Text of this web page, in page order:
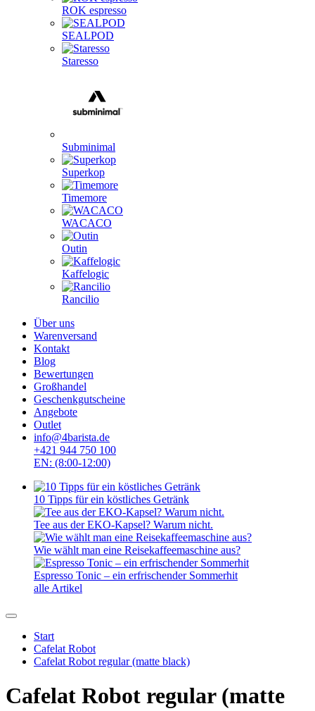
ROK espresso
SEALPOD
Staresso
Subminimal
Superkop
Timemore
WACACO
Outin
Kaffelogic
Rancilio
Über uns
Warenversand
Kontakt
Blog
Bewertungen
Großhandel
Geschenkgutscheine
Angebote
Outlet
info@4barista.de
+421 944 750 100
EN: (8:00-12:00)
10 Tipps für ein köstliches Getränk
Tee aus der EKO-Kapsel? Warum nicht.
Wie wählt man eine Reisekaffeemaschine aus?
Espresso Tonic – ein erfrischender Sommerhit
alle Artikel
Start
Cafelat Robot
Cafelat Robot regular (matte black)
Cafelat Robot regular (matte